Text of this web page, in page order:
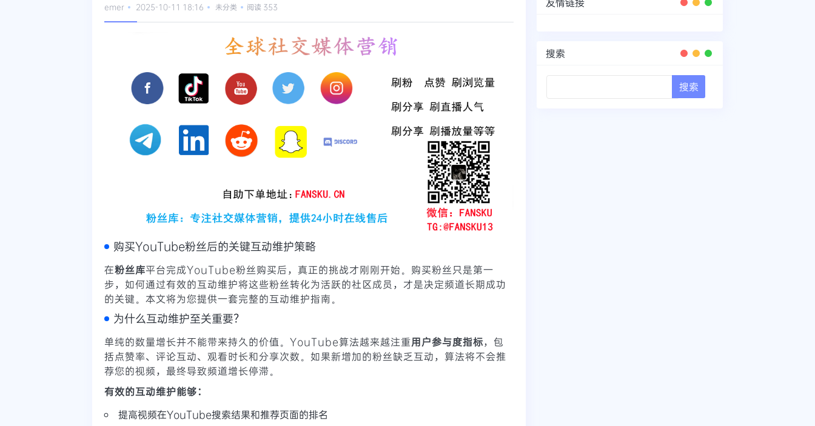
emer 2025-10-11 18:16 未分类 阅读 353
购买YouTube粉丝后的关键互动维护策略
在粉丝库平台完成YouTube粉丝购买后，真正的挑战才刚刚开始。购买粉丝只是第一
步，如何通过有效的互动维护将这些粉丝转化为活跃的社区成员，才是决定频道长期成功
的关键。本文将为您提供一套完整的互动维护指南。
为什么互动维护至关重要？
单纯的数量增长并不能带来持久的价值。YouTube算法越来越注重用户参与度指标，包
括点赞率、评论互动、观看时长和分享次数。如果新增加的粉丝缺乏互动，算法将不会推
荐您的视频，最终导致频道增长停滞。
有效的互动维护能够：
提高视频在YouTube搜索结果和推荐页面的排名
搜索